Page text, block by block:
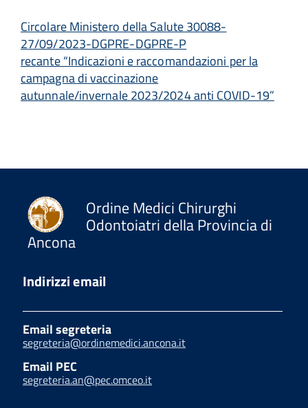
Circolare Ministero della Salute 30088-
27/09/2023-DGPRE-DGPRE-P
recante “Indicazioni e raccomandazioni per la
campagna di vaccinazione
autunnale/invernale 2023/2024 anti COVID-19”
Ordine Medici Chirurghi
Odontoiatri della Provincia di
Ancona
Indirizzi email
Email segreteria
segreteria@ordinemedici.ancona.it
Email PEC
segreteria.an@pec.omceo.it